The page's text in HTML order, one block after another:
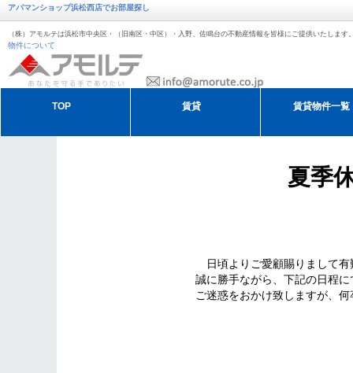
アパマンショップ浜松西店でお部屋探し
（株）アモルテは浜松市中央区・（旧南区・中区）・入野、佐鳴台の不動産情報を皆様にご提供いたします
物件について
TOP 賃貸 賃貸物件一覧
夏季
日頃よりご愛顧賜りまして有
誠に勝手ながら、下記の日程
ご迷惑をおかけ致しますが、